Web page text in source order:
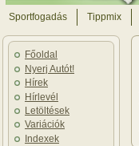
Sportfogadás Tippmix
Főoldal
Nyerj Autót!
Hírek
Hírlevél
Letöltések
Variációk
Indexek